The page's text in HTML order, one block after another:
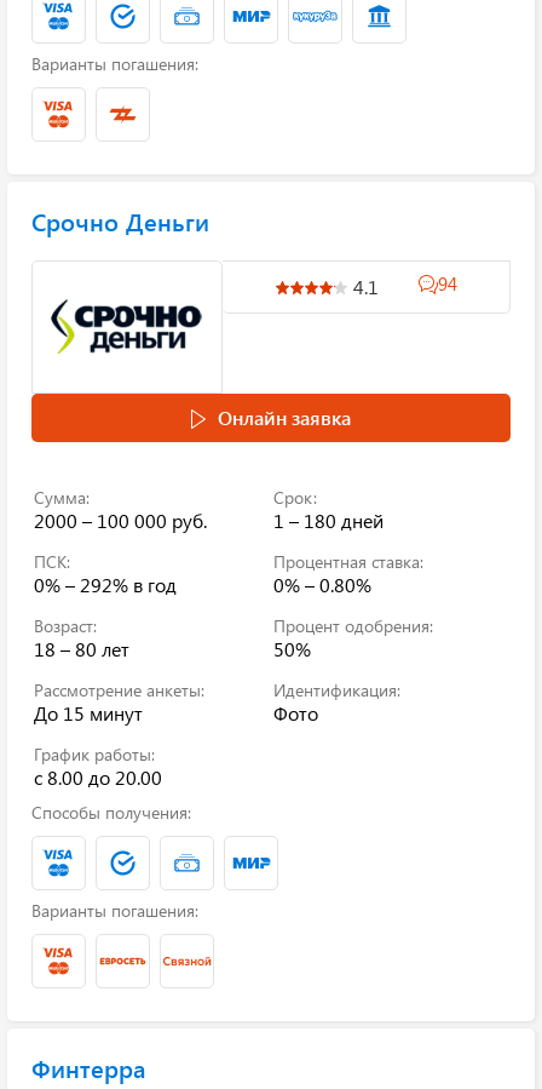
Варианты погашения:
Срочно Деньги
4.1 94
Онлайн заявка
Сумма:
2000 – 100 000 руб.
Срок:
1 – 180 дней
ПСК:
0% – 292% в год
Процентная ставка:
0% – 0.80%
Возраст:
18 – 80 лет
Процент одобрения:
50%
Рассмотрение анкеты:
До 15 минут
Идентификация:
Фото
График работы:
с 8.00 до 20.00
Способы получения:
Варианты погашения:
Финтерра